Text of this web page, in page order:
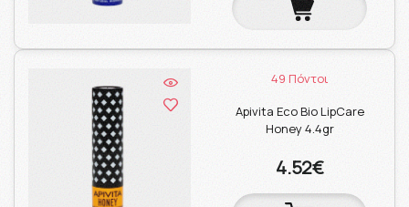
49 Πόντοι
Apivita Eco Bio LipCare
Honey 4.4gr
4.52€